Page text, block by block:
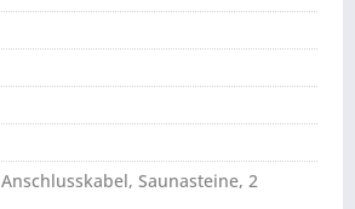
Saunasteine, 2